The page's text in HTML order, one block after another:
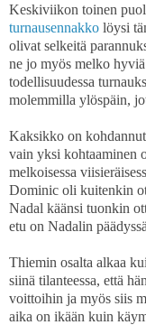
Keskiviikon toinen
turnausennakko löysi
olivat selkeitä
ne jo myös melko hyviä
todellisuudessa
molemmilla ylöspäin,
Kaksikko on
vain yksi kohtaaminen
melkoisessa
Dominic oli kuitenkin
Nadal käänsi tuonkin
etu on Nadalin
Thiemin osalta alkaa
siinä tilanteessa, että
voittoihin ja myös siis
aika on ikään kuin